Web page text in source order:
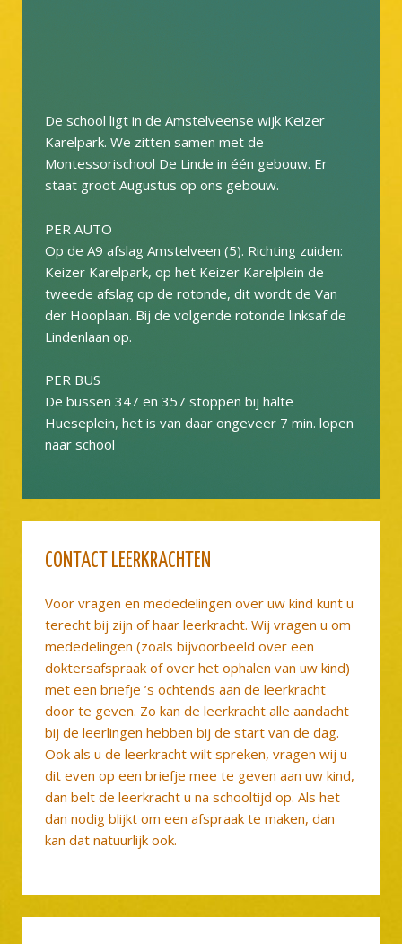
De school ligt in de Amstelveense wijk Keizer
Karelpark. We zitten samen met de
Montessorischool De Linde in één gebouw. Er
staat groot Augustus op ons gebouw.
PER AUTO
Op de A9 afslag Amstelveen (5). Richting zuiden:
Keizer Karelpark, op het Keizer Karelplein de
tweede afslag op de rotonde, dit wordt de Van
der Hooplaan. Bij de volgende rotonde linksaf de
Lindenlaan op.
PER BUS
De bussen 347 en 357 stoppen bij halte
Hueseplein, het is van daar ongeveer 7 min. lopen
naar school
CONTACT LEERKRACHTEN
Voor vragen en mededelingen over uw kind kunt u
terecht bij zijn of haar leerkracht. Wij vragen u om
mededelingen (zoals bijvoorbeeld over een
doktersafspraak of over het ophalen van uw kind)
met een briefje ’s ochtends aan de leerkracht
door te geven. Zo kan de leerkracht alle aandacht
bij de leerlingen hebben bij de start van de dag.
Ook als u de leerkracht wilt spreken, vragen wij u
dit even op een briefje mee te geven aan uw kind,
dan belt de leerkracht u na schooltijd op. Als het
dan nodig blijkt om een afspraak te maken, dan
kan dat natuurlijk ook.